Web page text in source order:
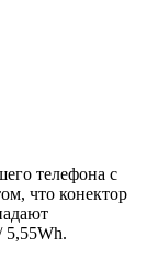
телефона с
что конектор
5,55Wh.